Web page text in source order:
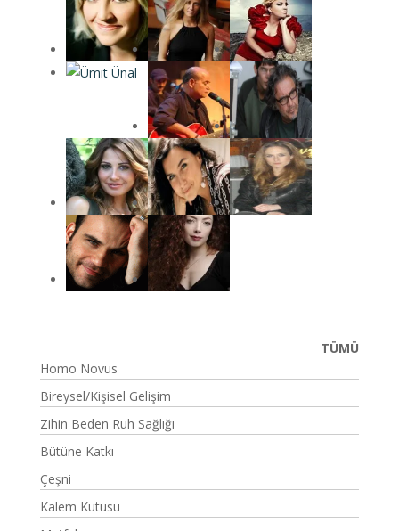
TÜMÜ
Homo Novus
Bireysel/Kişisel Gelişim
Zihin Beden Ruh Sağlığı
Bütüne Katkı
Çeşni
Kalem Kutusu